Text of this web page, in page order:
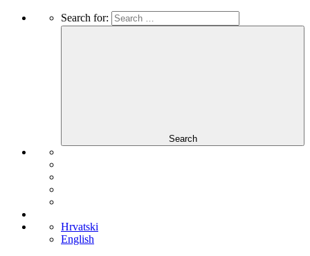
Search for:
Search
Hrvatski
English